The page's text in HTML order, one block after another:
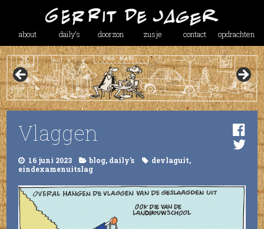
about daily’s doorzon zusje contact opdrachten
Vlaggen
16 juni 2023 blog, daily's devlaguit,
eindexamenuitslag